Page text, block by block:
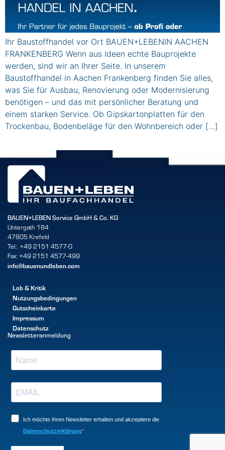
Ihr Baustoffhandel vor Ort BAUEN+LEBENIN AACHEN
FRANKENBERG Wenn aus Ideen echte Bauprojekte
werden, sind wir an Ihrer Seite. In unserem
Baustoffhandel in Aachen Frankenberg finden Sie alles,
was Sie für Ausbau, Renovierung oder Modernisierung
benötigen – und das mit persönlicher Beratung und
einem starken Service. Ob Gipskartonplatten für den
Trockenbau, Bodenbeläge für den Wohnbereich oder […]
BAUEN+LEBEN Service GmbH & Co. KG
Untergath 184
47805 Krefeld
Tel.: +49 2151 4577-0
Fax: +49 2151 4577-499
info@bauenundleben.com
Lob & Kritik
Nutzungsbedingungen
Gutscheinkarte
Impressum
Datenschutz
Newsletteranmeldung
Ich möchte Ihren Newsletter erhalten und akzeptiere die
Datenschutzerklärung